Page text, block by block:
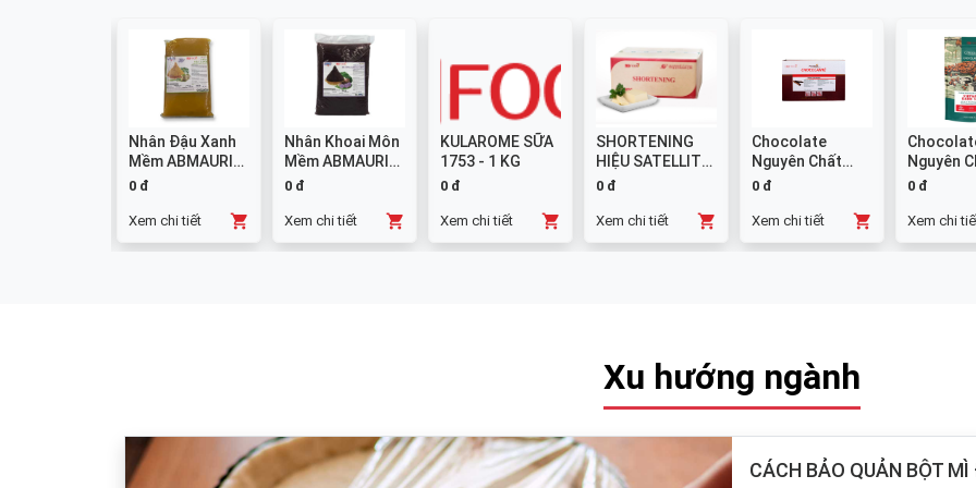
Nhân Đậu Xanh
Mềm ABMAURI
3kg
0 đ
Xem chi tiết
Nhân Khoai Môn
Mềm ABMAURI
3kg
0 đ
Xem chi tiết
KULAROME SỮA
1753 - 1 KG
0 đ
Xem chi tiết
SHORTENING
HIỆU SATELLITE
25 KG
0 đ
Xem chi tiết
Chocolate
Nguyên Chất
Đen GHANA
0 đ
Xem chi tiết
Nguyên
Sữa 38% -
0 đ
Xem chi
Xu hướng ngành
CÁCH BẢO QUẢN BỘT